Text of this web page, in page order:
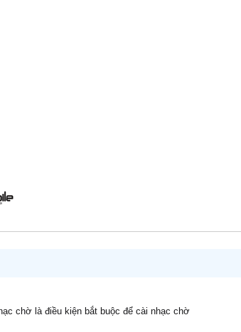
chờ là điều kiện bắt buộc để cài nhạc chờ